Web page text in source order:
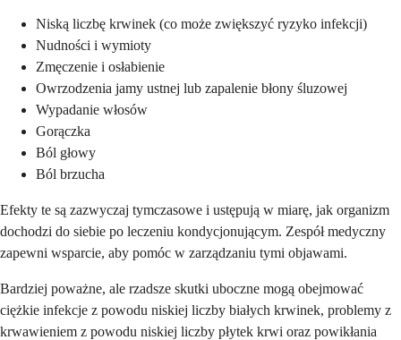
Niską liczbę krwinek (co może zwiększyć ryzyko infekcji)
Nudności i wymioty
Zmęczenie i osłabienie
Owrzodzenia jamy ustnej lub zapalenie błony śluzowej
Wypadanie włosów
Gorączka
Ból głowy
Ból brzucha
Efekty te są zazwyczaj tymczasowe i ustępują w miarę, jak organizm
dochodzi do siebie po leczeniu kondycjonującym. Zespół medyczny
zapewni wsparcie, aby pomóc w zarządzaniu tymi objawami.
Bardziej poważne, ale rzadsze skutki uboczne mogą obejmować
ciężkie infekcje z powodu niskiej liczby białych krwinek, problemy z
krwawieniem z powodu niskiej liczby płytek krwi oraz powikłania